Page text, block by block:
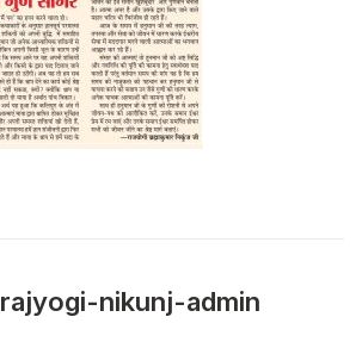
rajyogi-nikunj-admin